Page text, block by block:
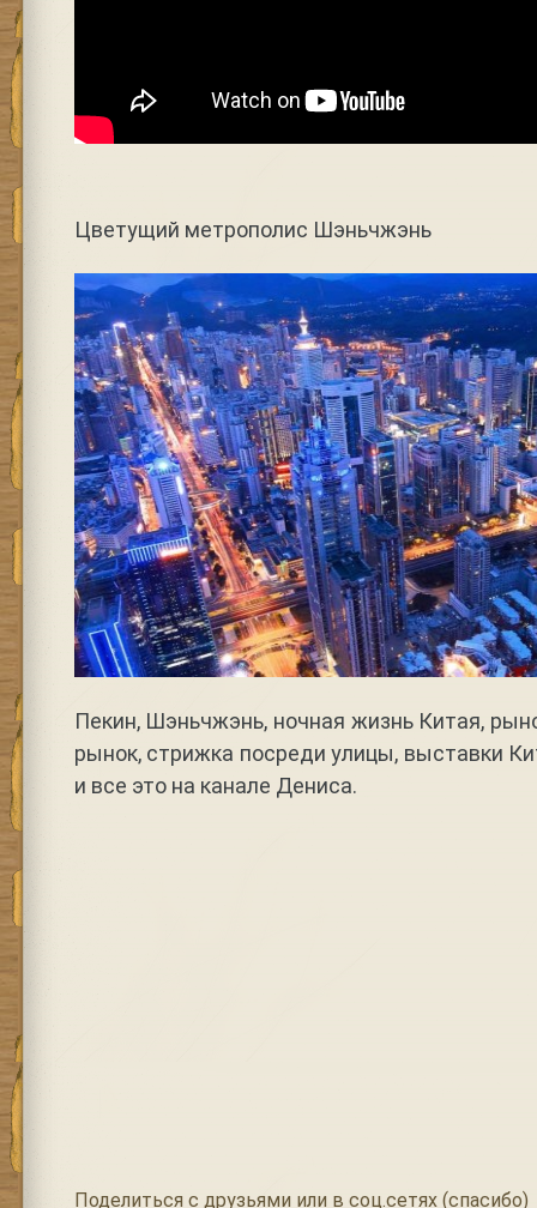
Цветущий метрополис Шэньчжэнь
Пекин, Шэньчжэнь, ночная жизнь Китая,
рынок, стрижка посреди улицы, выставки
и все это на канале Дениса.
Поделиться с друзьями или в соц.сетях (спасибо)